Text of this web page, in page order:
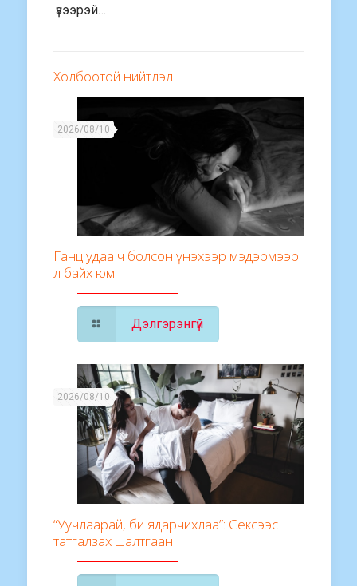
үзээрэй…
Холбоотой нийтлэл
2026/08/10
Ганц удаа ч болсон үнэхээр мэдэрмээр
л байх юм
Дэлгэрэнгүй
2026/08/10
“Уучлаарай, би ядарчихлаа”: Сексээс
татгалзах шалтгаан